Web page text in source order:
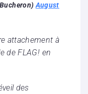
August
attachement à
de FLAG! en
des